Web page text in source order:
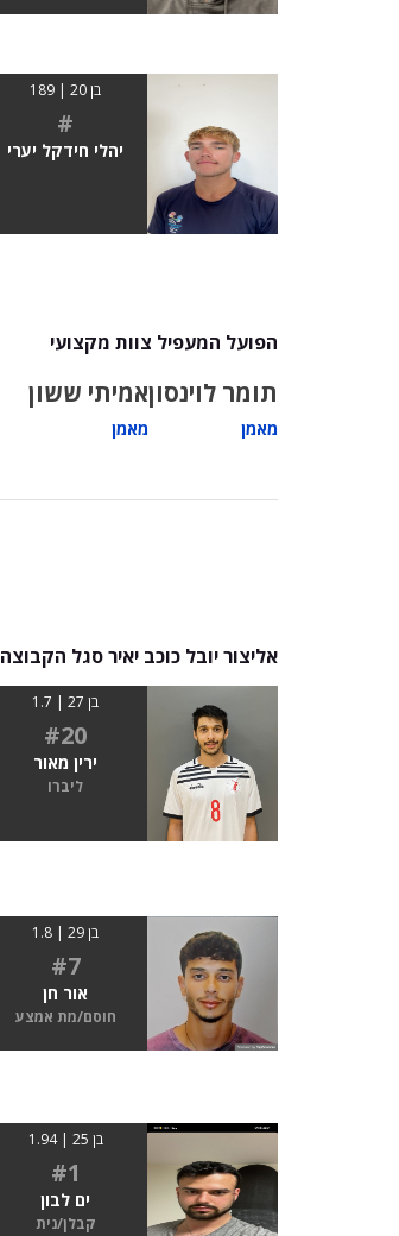
בן 20 | 189
#
יהלי חידקל יערי
הפועל המעפיל צוות מקצועי
תומר לוינסון
מאמן
אמיתי ששון
מאמן
אליצור יובל כוכב יאיר סגל הקבוצה
בן 27 | 1.7
#20
ירין מאור
ליברו
בן 29 | 1.8
#7
אור חן
חוסם/מת אמצע
בן 25 | 1.94
#1
ים לבון
קבלן/נית